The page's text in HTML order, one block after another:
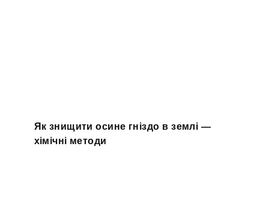
Як знищити осине гніздо в землі —
хімічні методи